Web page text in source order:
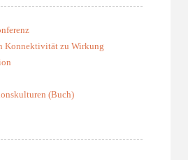
Konnektivität zu Wirkung
(Buch)